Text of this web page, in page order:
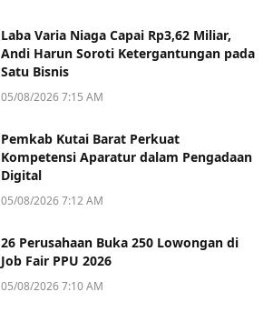
Laba Varia Niaga Capai Rp3,62 Miliar,
Andi Harun Soroti Ketergantungan pada
Satu Bisnis
05/08/2026 7:15 AM
Pemkab Kutai Barat Perkuat
Kompetensi Aparatur dalam Pengadaan
Digital
05/08/2026 7:12 AM
26 Perusahaan Buka 250 Lowongan di
Job Fair PPU 2026
05/08/2026 7:10 AM